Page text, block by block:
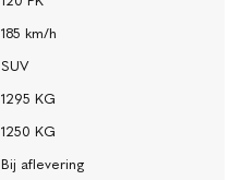
185 km/h
SUV
1295 KG
1250 KG
Bij aflevering